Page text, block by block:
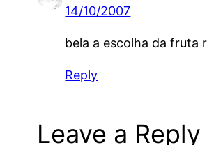
14/10/2007
bela a escolha da
Reply
Leave a Reply